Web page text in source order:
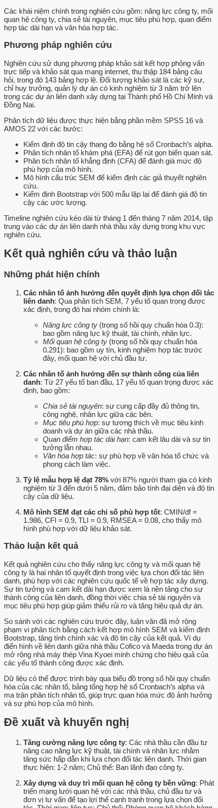
Các khái niệm chính trong nghiên cứu gồm: năng lực công ty, mối
quan hệ công ty, chia sẻ tài nguyên, mục tiêu phù hợp, quan điểm
hợp tác dài hạn và văn hóa hợp tác.
Phương pháp nghiên cứu
Nghiên cứu sử dụng phương pháp khảo sát kết hợp phỏng vấn
trực tiếp và khảo sát qua mạng internet, thu thập 184 bảng câu
hỏi, trong đó 143 bảng hợp lệ. Đối tượng khảo sát là các kỹ sư,
chỉ huy trưởng, quản lý dự án có kinh nghiệm từ 3 năm trở lên
trong các dự án liên danh xây dựng tại Thành phố Hồ Chí Minh và
Đồng Nai.
Phân tích dữ liệu được thực hiện bằng phần mềm SPSS 16 và
AMOS 22 với các bước:
Kiểm định độ tin cậy thang đo bằng hệ số Cronbach’s alpha.
Phân tích nhân tố khám phá (EFA) để rút gọn biến quan sát.
Phân tích nhân tố khẳng định (CFA) để đánh giá mức độ
phù hợp của mô hình.
Mô hình cấu trúc SEM để kiểm định các giả thuyết nghiên
cứu.
Kiểm định Bootstrap với 500 mẫu lặp lại để đánh giá độ tin
cậy các ước lượng.
Timeline nghiên cứu kéo dài từ tháng 1 đến tháng 7 năm 2014, tập
trung vào các dự án liên danh nhà thầu xây dựng trong khu vực
nghiên cứu.
Kết quả nghiên cứu và thảo luận
Những phát hiện chính
Các nhân tố ảnh hưởng đến quyết định lựa chọn đối tác
liên danh: Qua phân tích SEM, 7 yếu tố quan trọng được
xác định, trong đó hai nhóm chính là:
Năng lực công ty (trọng số hồi quy chuẩn hóa 0.3):
bao gồm năng lực kỹ thuật, tài chính, nhân lực.
Mối quan hệ công ty (trọng số hồi quy chuẩn hóa
0.291): bao gồm uy tín, kinh nghiệm hợp tác trước
đây, mối quan hệ với chủ đầu tư.
Các nhân tố ảnh hưởng đến sự thành công của liên
danh: Từ 27 yếu tố ban đầu, 17 yếu tố quan trọng được xác
định, bao gồm:
Chia sẻ tài nguyên: sự cung cấp đầy đủ thông tin,
công nghệ, nhân lực giữa các bên.
Mục tiêu phù hợp: sự tương thích về mục tiêu kinh
doanh và dự án giữa các nhà thầu.
Quan điểm hợp tác dài hạn: cam kết lâu dài và sự tin
tưởng lẫn nhau.
Văn hóa hợp tác: sự phù hợp về văn hóa tổ chức và
phong cách làm việc.
Tỷ lệ mẫu hợp lệ đạt 78% với 87% người tham gia có kinh
nghiệm từ 3 đến dưới 5 năm, đảm bảo tính đại diện và độ tin
cậy của dữ liệu.
Mô hình SEM đạt các chỉ số phù hợp tốt: CMIN/df =
1.986, CFI = 0.9, TLI = 0.9, RMSEA = 0.08, cho thấy mô
hình phù hợp với dữ liệu khảo sát.
Thảo luận kết quả
Kết quả nghiên cứu cho thấy năng lực công ty và mối quan hệ
công ty là hai nhân tố quyết định trong việc lựa chọn đối tác liên
danh, phù hợp với các nghiên cứu quốc tế về hợp tác xây dựng.
Sự tin tưởng và cam kết dài hạn được xem là nền tảng cho sự
thành công của liên danh, đồng thời việc chia sẻ tài nguyên và
mục tiêu phù hợp giúp giảm thiểu rủi ro và tăng hiệu quả dự án.
So sánh với các nghiên cứu trước đây, luận văn đã mở rộng
phạm vi phân tích bằng cách kết hợp mô hình SEM và kiểm định
Bootstrap, tăng tính chính xác và độ tin cậy của kết quả. Ví dụ
điển hình về liên danh giữa nhà thầu Cofico và Maeda trong dự án
mở rộng nhà máy thép Vina Kyoei minh chứng cho hiệu quả của
các yếu tố thành công được xác định.
Dữ liệu có thể được trình bày qua biểu đồ trọng số hồi quy chuẩn
hóa của các nhân tố, bảng tổng hợp hệ số Cronbach’s alpha và
ma trận phân tích nhân tố, giúp trực quan hóa mức độ ảnh hưởng
và sự phù hợp của mô hình.
Đề xuất và khuyến nghị
Tăng cường năng lực công ty: Các nhà thầu cần đầu tư
nâng cao năng lực kỹ thuật, tài chính và nhân lực nhằm
tăng sức hấp dẫn khi lựa chọn đối tác liên danh. Thời gian
thực hiện: 1-2 năm; Chủ thể: Ban lãnh đạo công ty.
Xây dựng và duy trì mối quan hệ công ty bền vững: Phát
triển mạng lưới quan hệ với các nhà thầu, chủ đầu tư và
đơn vị tư vấn để tạo lợi thế cạnh tranh trong lựa chọn đối